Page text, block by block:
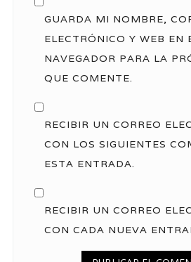
GUARDA MI NOMBRE,
ELECTRÓNICO Y WEB EN
NAVEGADOR PARA LA
QUE COMENTE.
RECIBIR UN CORREO
CON LOS SIGUIENTES
ESTA ENTRADA.
RECIBIR UN CORREO
CON CADA NUEVA